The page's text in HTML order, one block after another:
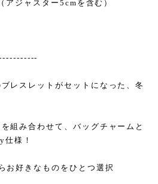
アジャスター5cmを含む）
レスレットがセットになった、冬
組み合わせて、バッグチャームと
仕様！
お好きなものをひとつ選択